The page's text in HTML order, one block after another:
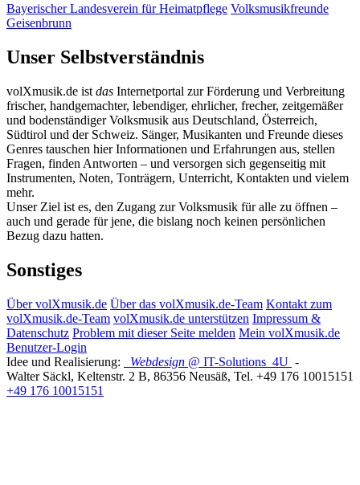
Bayerischer Landesverein für Heimatpflege Volksmusikfreunde
Geisenbrunn
Unser Selbstverständnis
volXmusik.de ist das Internetportal zur Förderung und Verbreitung
frischer, handgemachter, lebendiger, ehrlicher, frecher, zeitgemäßer
und bodenständiger Volksmusik aus Deutschland, Österreich,
Südtirol und der Schweiz. Sänger, Musikanten und Freunde dieses
Genres tauschen hier Informationen und Erfahrungen aus, stellen
Fragen, finden Antworten – und versorgen sich gegenseitig mit
Instrumenten, Noten, Tonträgern, Unterricht, Kontakten und vielem
mehr.
Unser Ziel ist es, den Zugang zur Volksmusik für alle zu öffnen –
auch und gerade für jene, die bislang noch keinen persönlichen
Bezug dazu hatten.
Sonstiges
Über volXmusik.de Über das volXmusik.de-Team Kontakt zum
volXmusik.de-Team volXmusik.de unterstützen Impressum &
Datenschutz Problem mit dieser Seite melden Mein volXmusik.de
Benutzer-Login
Idee und Realisierung:
Webdesign @ IT-Solutions 4U -
Walter Säckl, Keltenstr. 2 B, 86356 Neusäß, Tel. +49 176 10015151
+49 176 10015151